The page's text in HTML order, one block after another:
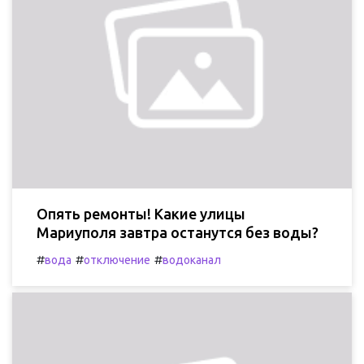
Опять ремонты! Какие улицы
Мариуполя завтра останутся без воды?
#вода #отключение #водоканал